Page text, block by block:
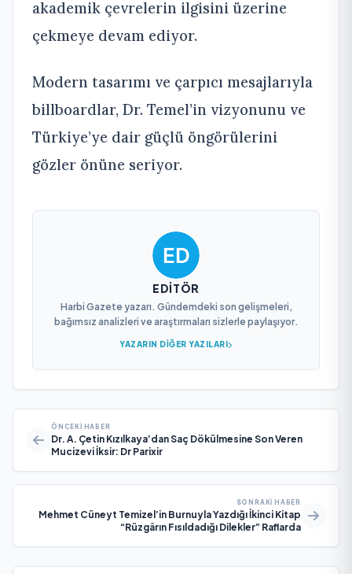
akademik çevrelerin ilgisini üzerine
çekmeye devam ediyor.
Modern tasarımı ve çarpıcı mesajlarıyla
billboardlar, Dr. Temel’in vizyonunu ve
Türkiye’ye dair güçlü öngörülerini
gözler önüne seriyor.
EDITÖR
Harbi Gazete yazarı. Gündemdeki son gelişmeleri,
bağımsız analizleri ve araştırmaları sizlerle paylaşıyor.
YAZARIN DIĞER YAZILARI
ÖNCEKI HABER
Dr. A. Çetin Kızılkaya’dan Saç Dökülmesine Son Veren
Mucizevi İksir: Dr Parixir
SONRAKI HABER
Mehmet Cüneyt Temizel’in Burnuyla Yazdığı İkinci Kitap
“Rüzgârın Fısıldadığı Dilekler” Raflarda